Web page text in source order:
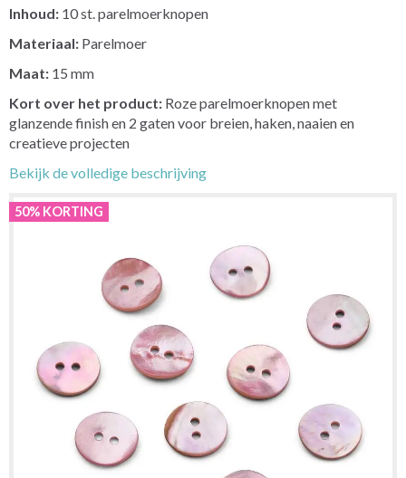
Inhoud: 10 st. parelmoerknopen
Materiaal: Parelmoer
Maat: 15 mm
Kort over het product: Roze parelmoerknopen met
glanzende finish en 2 gaten voor breien, haken, naaien en
creatieve projecten
Bekijk de volledige beschrijving
50% KORTING